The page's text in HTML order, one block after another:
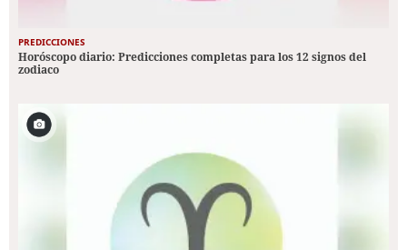
PREDICCIONES
Horóscopo diario: Predicciones completas para los 12 signos del
zodiaco